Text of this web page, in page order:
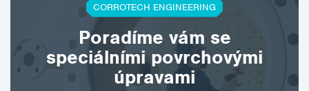
CORROTECH ENGINEERING
Poradíme vám se
speciálními povrchovými
úpravami